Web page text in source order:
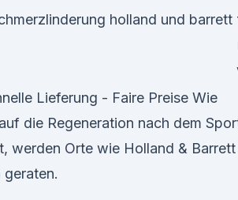
Lieferung - Faire Preise Wie
die Regeneration nach dem
werden Orte wie Holland & Barrett